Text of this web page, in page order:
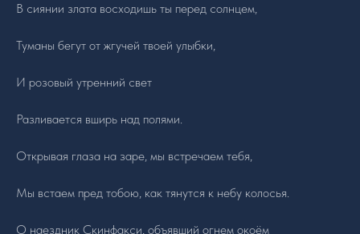
В сиянии злата восходишь ты перед солнцем,
Туманы бегут от жгучей твоей улыбки,
И розовый утренний свет
Разливается вширь над полями.
Открывая глаза на заре, мы встречаем тебя,
Мы встаем пред тобою, как тянутся к небу колосья.
О наездник Скинфакси, объявший огнем окоём